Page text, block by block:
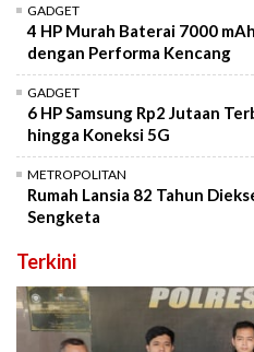
GADGET
4 HP Murah Baterai 7000
dengan Performa Kencang
GADGET
6 HP Samsung Rp2 Jutaan
hingga Koneksi 5G
METROPOLITAN
Rumah Lansia 82 Tahun
Sengketa
Terkini